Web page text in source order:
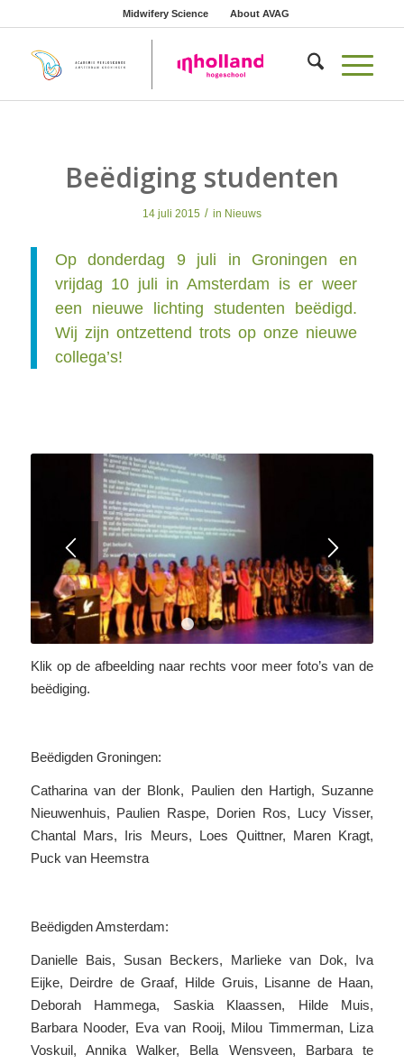
Midwifery Science About AVAG
Beëdiging studenten
14 juli 2015 / in Nieuws
Op donderdag 9 juli in Groningen en
vrijdag 10 juli in Amsterdam is er weer
een nieuwe lichting studenten beëdigd.
Wij zijn ontzettend trots op onze nieuwe
collega’s!
3
Klik op de afbeelding naar rechts voor meer foto’s van de
beëdiging.
Beëdigden Groningen:
Catharina van der Blonk, Paulien den Hartigh, Suzanne
Nieuwenhuis, Paulien Raspe, Dorien Ros, Lucy Visser,
Chantal Mars, Iris Meurs, Loes Quittner, Maren Kragt,
Puck van Heemstra
Beëdigden Amsterdam:
Danielle Bais, Susan Beckers, Marlieke van Dok, Iva
Eijke, Deirdre de Graaf, Hilde Gruis, Lisanne de Haan,
Deborah Hammega, Saskia Klaassen, Hilde Muis,
Barbara Nooder, Eva van Rooij, Milou Timmerman, Liza
Voskuil, Annika Walker, Bella Wensveen, Barbara te